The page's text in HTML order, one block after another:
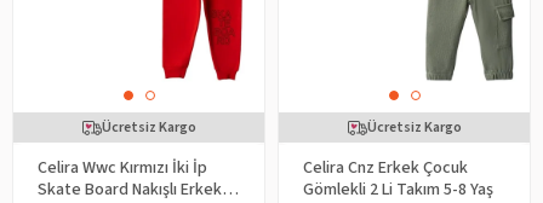
Celira Wwc Kırmızı İki İp
Skate Board Nakışlı Erkek
Ücretsiz Kargo
Celira Cnz Erkek Çocuk
Gömlekli 2 Li Takım 5-8 Yaş
Ücretsiz Kargo